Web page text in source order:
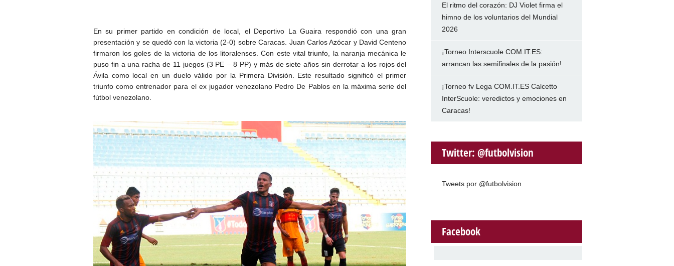
En su primer partido en condición de local, el Deportivo La Guaira respondió con una gran
presentación y se quedó con la victoria (2-0) sobre Caracas. Juan Carlos Azócar y David Centeno
firmaron los goles de la victoria de los litoralenses. Con este vital triunfo, la naranja mecánica le
puso fin a una racha de 11 juegos (3 PE – 8 PP) y más de siete años sin derrotar a los rojos del
Ávila como local en un duelo válido por la Primera División. Este resultado significó el primer
triunfo como entrenador para el ex jugador venezolano Pedro De Pablos en la máxima serie del
fútbol venezolano.
El ritmo del corazón: DJ Violet firma el
himno de los voluntarios del Mundial
2026
¡Torneo Interscuole COM.IT.ES:
arrancan las semifinales de la pasión!
¡Torneo fv Lega COM.IT.ES Calcetto
InterScuole: veredictos y emociones en
Caracas!
Twitter: @futbolvision
Tweets por @futbolvision
Facebook